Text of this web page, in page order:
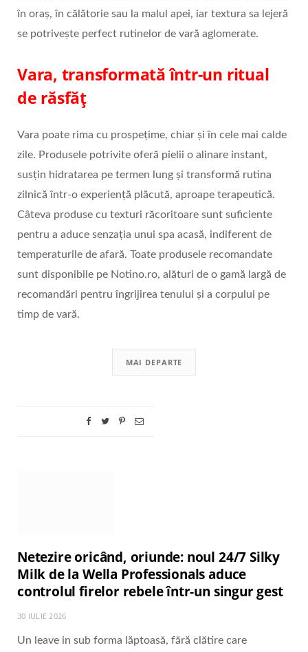
în oraș, în călătorie sau la malul apei, iar textura sa lejeră
se potrivește perfect rutinelor de vară aglomerate.
Vara, transformată într-un ritual
de răsfăț
Vara poate rima cu prospețime, chiar și în cele mai calde
zile. Produsele potrivite oferă pielii o alinare instant,
susțin hidratarea pe termen lung și transformă rutina
zilnică într-o experiență plăcută, aproape terapeutică.
Câteva produse cu texturi răcoritoare sunt suficiente
pentru a aduce senzația unui spa acasă, indiferent de
temperaturile de afară. Toate produsele recomandate
sunt disponibile pe Notino.ro, alături de o gamă largă de
recomandări pentru îngrijirea tenului și a corpului pe
timp de vară.
MAI DEPARTE
Netezire oricând, oriunde: noul 24/7 Silky
Milk de la Wella Professionals aduce
controlul firelor rebele într-un singur gest
30 IULIE 2026
Un leave in sub forma lăptoasă, fără clătire care